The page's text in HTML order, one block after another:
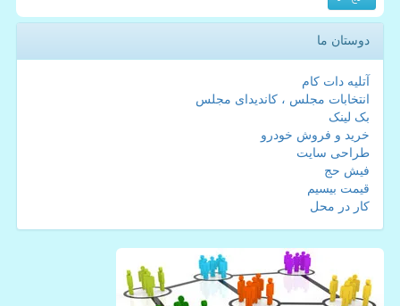
دوستان ما
آتلیه دات کام
انتخابات مجلس ، کاندیدای مجلس
بک لینک
خرید و فروش خودرو
طراحی سایت
فیش حج
قیمت بیسیم
کار در محل